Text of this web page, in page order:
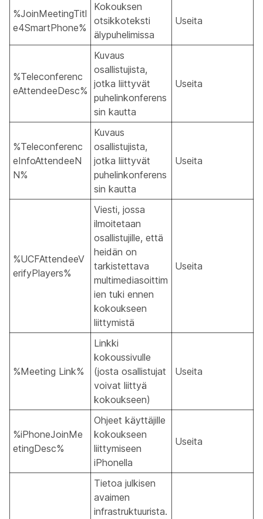
%JoinMeetingTitl
e4SmartPhone%
Kokouksen
otsikkoteksti
älypuhelimissa
Useita
%Teleconferenc
eAttendeeDesc%
Kuvaus
osallistujista,
jotka liittyvät
puhelinkonferens
sin kautta
Useita
%Teleconferenc
eInfoAttendeeN
N%
Kuvaus
osallistujista,
jotka liittyvät
puhelinkonferens
sin kautta
Useita
%UCFAttendeeV
erifyPlayers%
Viesti, jossa
ilmoitetaan
osallistujille, että
heidän on
tarkistettava
multimediasoittim
ien tuki ennen
kokoukseen
liittymistä
Useita
%Meeting Link%
Linkki
kokoussivulle
(josta osallistujat
voivat liittyä
kokoukseen)
Useita
%iPhoneJoinMe
etingDesc%
Ohjeet käyttäjille
kokoukseen
liittymiseen
iPhonella
Useita
Tietoa julkisen
avaimen
infrastruktuurista.